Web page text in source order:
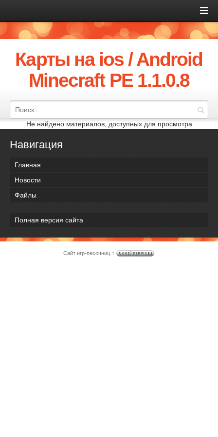
Карты на ios / Android
Minecraft PE 1.1.0.8
Не найдено материалов, доступных для просмотра
Навигация
Главная
Новости
Файлы
Полная версия сайта
Сайт игр-песочниц ::